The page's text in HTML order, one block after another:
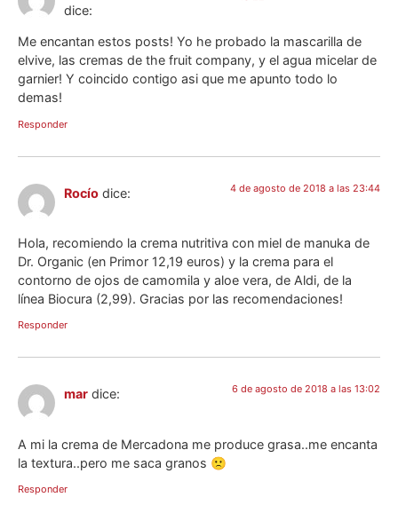
dice:
Me encantan estos posts! Yo he probado la mascarilla de
elvive, las cremas de the fruit company, y el agua micelar de
garnier! Y coincido contigo asi que me apunto todo lo
demas!
Responder
Rocío dice: 4 de agosto de 2018 a las 23:44
Hola, recomiendo la crema nutritiva con miel de manuka de
Dr. Organic (en Primor 12,19 euros) y la crema para el
contorno de ojos de camomila y aloe vera, de Aldi, de la
línea Biocura (2,99). Gracias por las recomendaciones!
Responder
mar dice: 6 de agosto de 2018 a las 13:02
A mi la crema de Mercadona me produce grasa..me encanta
la textura..pero me saca granos 🙁
Responder